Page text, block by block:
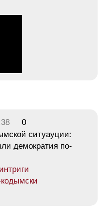
0
ситуауции:
демократия по-